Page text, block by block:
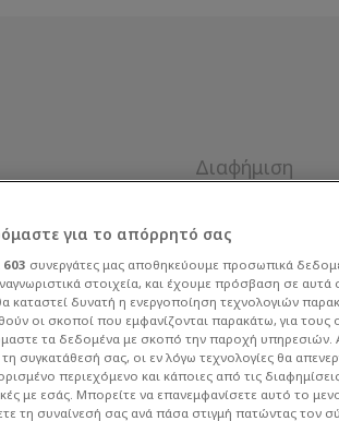
Μπάρτσα -
& τώρα
για το απόρρητό σας
603 συνεργάτες μας αποθηκεύουμε προσωπικά
στοιχεία, και έχουμε πρόσβαση σε αυτά
καταστεί δυνατή η ενεργοποίηση τεχνολογιών
οι σκοποί που εμφανίζονται παρακάτω, για τους
τα δεδομένα με σκοπό την παροχή υπηρεσιών.
συγκατάθεσή σας, οι εν λόγω τεχνολογίες θα
περιεχόμενο και κάποιες από τις
με εσάς. Μπορείτε να επανεμφανίσετε αυτό το
τη συναίνεσή σας ανά πάσα στιγμή πατώντας τον